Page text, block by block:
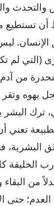
والتحدث
تستطيع
الإنسان.
(التي لم
من
يهوه
ترك
تعني
الخليقة
من
حتى